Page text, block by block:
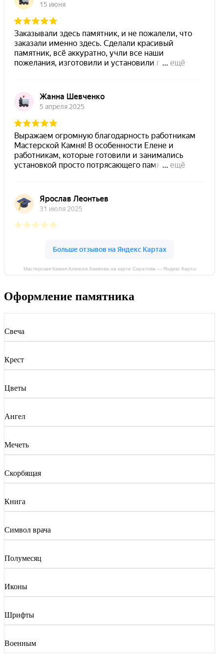
Мастерская Камня Алексея Акимова на карте Саратова — Яндекс Карты
Оформление памятника
Свеча
Крест
Цветы
Ангел
Мечеть
Скорбящая
Книга
Символ врача
Полумесяц
Иконы
Шрифты
Военным